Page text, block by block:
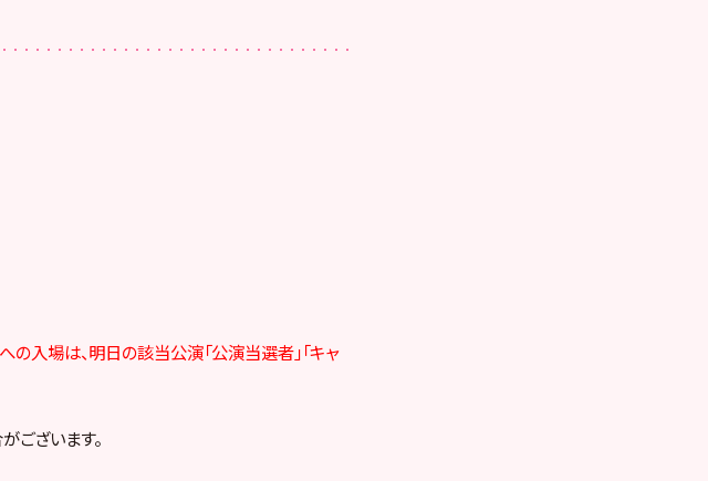
の入場は、明日の該当公演「公演当選者」「キャ
ございます。